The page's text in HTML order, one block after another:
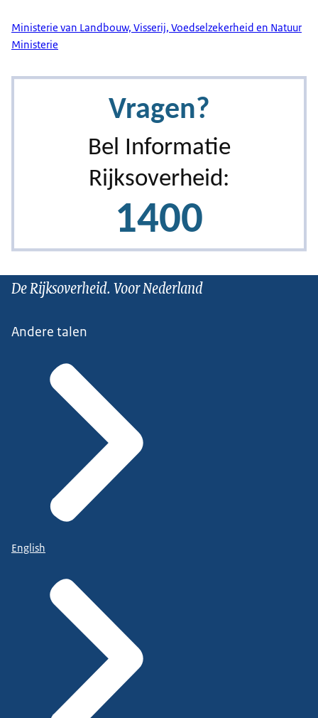
Ministerie van Landbouw, Visserij, Voedselzekerheid en Natuur
Ministerie
De Rijksoverheid. Voor Nederland
Andere talen
English